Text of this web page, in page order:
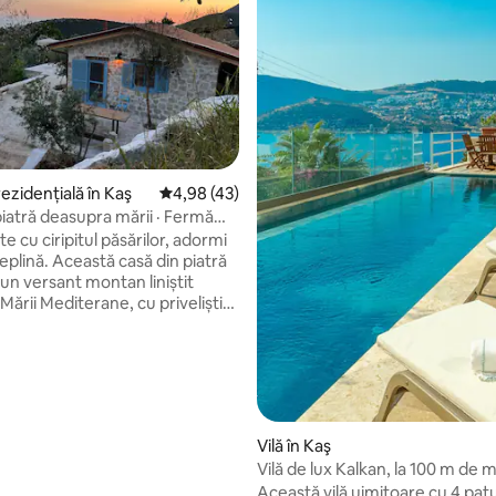
5, 4 recenziiîn Kaş Scor mediu de 4,98 din 5, 43 recenzii
4,98 (43)
deasupra mării · Fermă
cu ciripitul păsărilor, adormi
din piatră
versant montan liniștit
Mediterane, cu priveliști
Vilă în Kaş
Vilă de lux Kalkan, la 100 m de
vedere panoramică